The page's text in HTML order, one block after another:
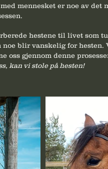
mennesket er noe av det
hestene til livet som
blir vanskelig for
oss gjennom denne
kan vi stole på hesten!